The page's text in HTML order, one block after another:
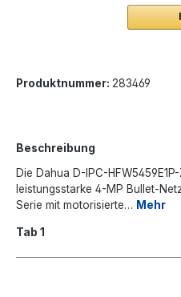
Produktnummer: 283469
Beschreibung
Die Dahua D-IPC-
leistungsstarke 4-MP Bullet-
Serie mit motorisierte… Mehr
Tab 1